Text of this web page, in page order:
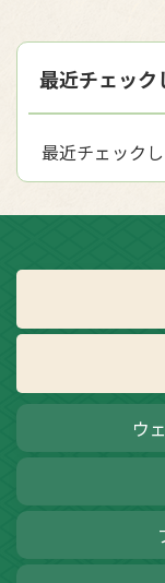
最近チェック
最近チェック
ウ